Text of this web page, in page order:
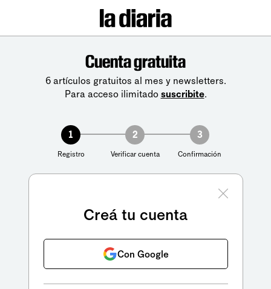
Cuenta gratuita
6 artículos gratuitos al mes y newsletters.
Para acceso ilimitado suscribite.
1
Registro
2
Verificar cuenta
3
Confirmación
Creá tu cuenta
Con Google